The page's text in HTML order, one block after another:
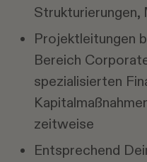
Projektleitungen
Bereich
spezialisierten
zeitweise
Entsprechend